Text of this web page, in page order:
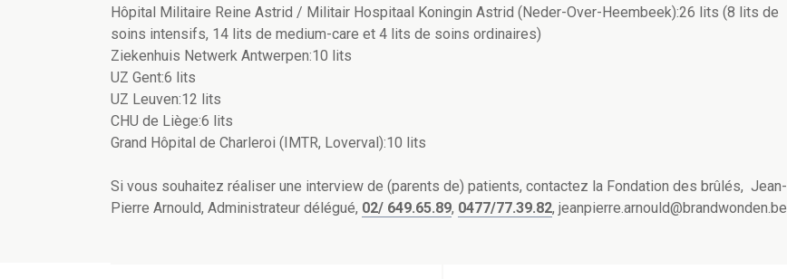
Hôpital Militaire Reine Astrid / Militair Hospitaal Koningin Astrid (Neder-Over-Heembeek):26 lits (8 lits de
soins intensifs, 14 lits de medium-care et 4 lits de soins ordinaires)
Ziekenhuis Netwerk Antwerpen:10 lits
UZ Gent:6 lits
UZ Leuven:12 lits
CHU de Liège:6 lits
Grand Hôpital de Charleroi (IMTR, Loverval):10 lits
Si vous souhaitez réaliser une interview de (parents de) patients, contactez la Fondation des brûlés, Jean-
Pierre Arnould, Administrateur délégué, 02/ 649.65.89, 0477/77.39.82, jeanpierre.arnould@brandwonden.be